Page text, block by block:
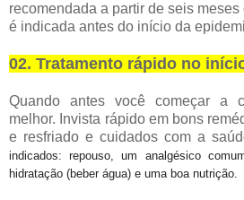
recomendada a partir de seis meses
é indicada antes do início da
02. Tratamento rápido no
Quando antes você começar a
melhor. Invista rápido em bons
e resfriado e cuidados com a
indicados: repouso, um analgésico
hidratação (beber água) e uma boa nutrição.